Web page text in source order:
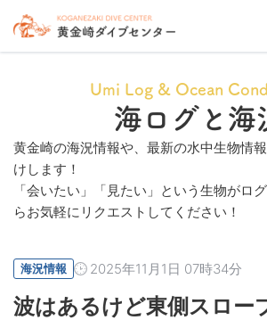
Umi Log & Ocean
海ログと海
黄金崎の海況情報や、最新の水中生物情
けします！
「会いたい」「見たい」という生物がロ
らお気軽にリクエストしてください！
海況情報 2025年11月1日 07時34分
波はあるけど東側スロー